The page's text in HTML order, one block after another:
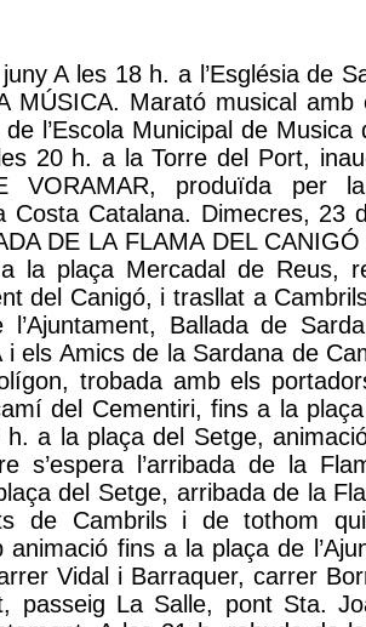
A les 18 h. a l’Església de
MÚSICA. Marató musical
l’Escola Municipal de
20 h. a la Torre del Port,
VORAMAR, produïda per
Costa Catalana. Dimecres, 23
DE LA FLAMA DEL
la plaça Mercadal de Reus,
del Canigó, i trasllat a
Ballada de
i els Amics de la Sardana de
trobada amb els
del Cementiri, fins a la
h. a la plaça del Setge,
s’espera l’arribada de la
del Setge, arribada de la
de Cambrils i de tothom
animació fins a la plaça de
Vidal i Barraquer, carrer
passeig La Salle, pont Sta.